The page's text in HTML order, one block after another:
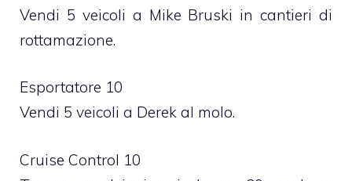
Vendi 5 veicoli a Mike Bruski in cantieri di
rottamazione.
Esportatore 10
Vendi 5 veicoli a Derek al molo.
Cruise Control 10